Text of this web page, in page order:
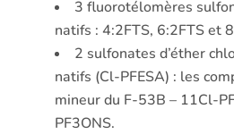
3 fluorotélomères
natifs : 4:2FTS, 6:2FTS et
2 sulfonates d’éther
natifs (Cl-PFESA) : les
mineur du F-53B – 11Cl-
PF3ONS.